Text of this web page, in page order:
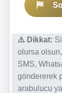
⚠️ Dikkat:
olursa
SMS,
göndererek
arabulucu